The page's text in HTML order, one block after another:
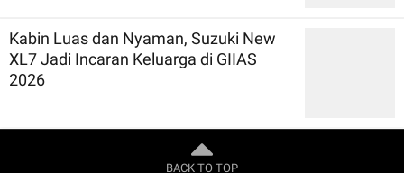
Kabin Luas dan Nyaman, Suzuki New
XL7 Jadi Incaran Keluarga di GIIAS
2026
BACK TO TOP